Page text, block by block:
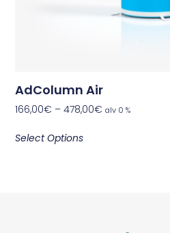
AdColumn Air
166,00€ –478,00€ alv 0 %
Select Options